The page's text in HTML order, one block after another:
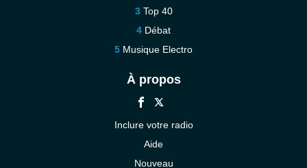
Top 40
Débat
Musique Electro
À propos
Inclure votre radio
Aide
Nouveau